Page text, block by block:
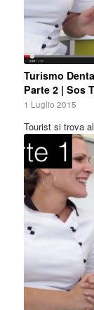
Turismo
Parte 2 | Sos
1 Luglio 2015
Tourist si trova